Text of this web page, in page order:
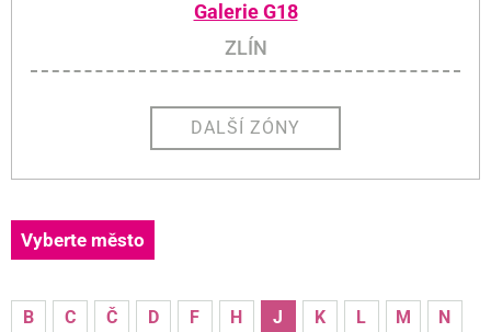
Galerie G18
ZLÍN
DALŠÍ ZÓNY
Vyberte město
B C Č D F H J K L M
N